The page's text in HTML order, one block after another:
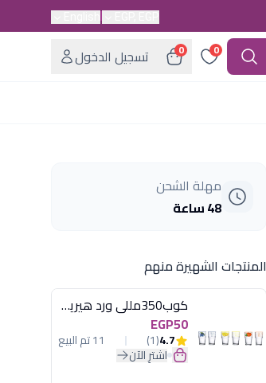
0
0
تسجيل الدخول
مهلة الشحن
48 ساعة
المنتجات الشهيرة منهم
كوب350مللى ورد هيريفين
EGP50
4.7
(1) 11 تم البيع
اشترِ الآن